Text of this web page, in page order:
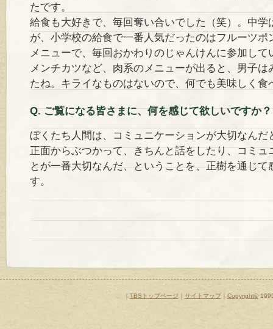
たです。
給食も大好きで、毎回奪い合いでした（笑）。中学
が、小学校の給食で一番人気だったのはフルーツポ
メニューで、毎回おかわりのじゃんけんに参加して
メンチカツなど、肉系のメニューが出ると、男子は
たね。キライなものはないので、何でも美味しく食
Q. ご覧になる皆さまに、何を感じて欲しいですか？
ぼくたち人間は、コミュニケーションが大切なんだ
正面からぶつかって、きちんと話をしたり、コミュ
とが一番大切なんだ、ということを、正樹を通じて
す。
｜ TBSトップページ サイトマップ｜ Copyright©